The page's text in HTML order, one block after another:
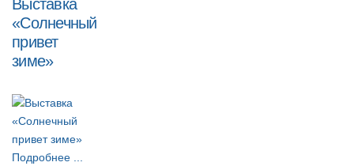
Выставка
«Солнечный
привет
зиме»
Подробнее ...